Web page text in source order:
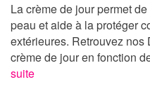
La crème de jour permet
peau et aide à la protéger
extérieures. Retrouvez nos
crème de jour en fonction
suite